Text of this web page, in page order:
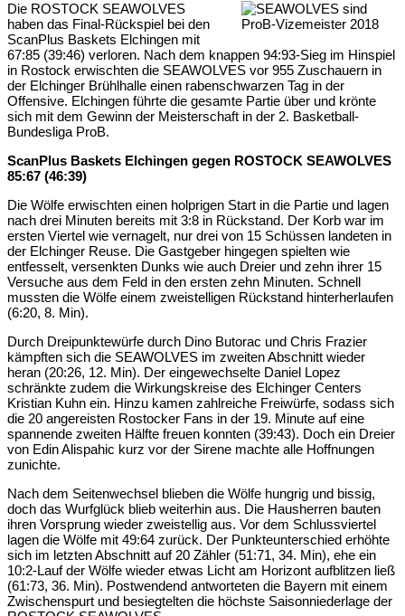
Die ROSTOCK SEAWOLVES
haben das Final-Rückspiel bei den
ScanPlus Baskets Elchingen mit
67:85 (39:46) verloren. Nach dem knappen 94:93-Sieg im Hinspiel
in Rostock erwischten die SEAWOLVES vor 955 Zuschauern in
der Elchinger Brühlhalle einen rabenschwarzen Tag in der
Offensive. Elchingen führte die gesamte Partie über und krönte
sich mit dem Gewinn der Meisterschaft in der 2. Basketball-
Bundesliga ProB.
ScanPlus Baskets Elchingen gegen ROSTOCK SEAWOLVES
85:67 (46:39)
Die Wölfe erwischten einen holprigen Start in die Partie und lagen
nach drei Minuten bereits mit 3:8 in Rückstand. Der Korb war im
ersten Viertel wie vernagelt, nur drei von 15 Schüssen landeten in
der Elchinger Reuse. Die Gastgeber hingegen spielten wie
entfesselt, versenkten Dunks wie auch Dreier und zehn ihrer 15
Versuche aus dem Feld in den ersten zehn Minuten. Schnell
mussten die Wölfe einem zweistelligen Rückstand hinterherlaufen
(6:20, 8. Min).
Durch Dreipunktewürfe durch Dino Butorac und Chris Frazier
kämpften sich die SEAWOLVES im zweiten Abschnitt wieder
heran (20:26, 12. Min). Der eingewechselte Daniel Lopez
schränkte zudem die Wirkungskreise des Elchinger Centers
Kristian Kuhn ein. Hinzu kamen zahlreiche Freiwürfe, sodass sich
die 20 angereisten Rostocker Fans in der 19. Minute auf eine
spannende zweiten Hälfte freuen konnten (39:43). Doch ein Dreier
von Edin Alispahic kurz vor der Sirene machte alle Hoffnungen
zunichte.
Nach dem Seitenwechsel blieben die Wölfe hungrig und bissig,
doch das Wurfglück blieb weiterhin aus. Die Hausherren bauten
ihren Vorsprung wieder zweistellig aus. Vor dem Schlussviertel
lagen die Wölfe mit 49:64 zurück. Der Punkteunterschied erhöhte
sich im letzten Abschnitt auf 20 Zähler (51:71, 34. Min), ehe ein
10:2-Lauf der Wölfe wieder etwas Licht am Horizont aufblitzen ließ
(61:73, 36. Min). Postwendend antworteten die Bayern mit einem
Zwischenspurt und besiegtelten die höchste Saisonniederlage der